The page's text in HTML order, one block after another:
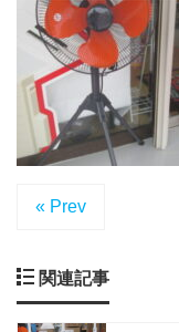
« Prev
関連記事